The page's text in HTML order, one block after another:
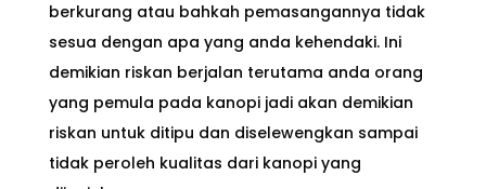
berkurang atau bahkah pemasangannya tidak
sesua dengan apa yang anda kehendaki. Ini
demikian riskan berjalan terutama anda orang
yang pemula pada kanopi jadi akan demikian
riskan untuk ditipu dan diselewengkan sampai
tidak peroleh kualitas dari kanopi yang